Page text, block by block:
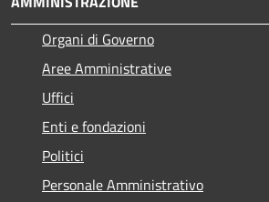
Organi di Governo
Aree Amministrative
Uffici
Enti e fondazioni
Politici
Personale Amministrativo